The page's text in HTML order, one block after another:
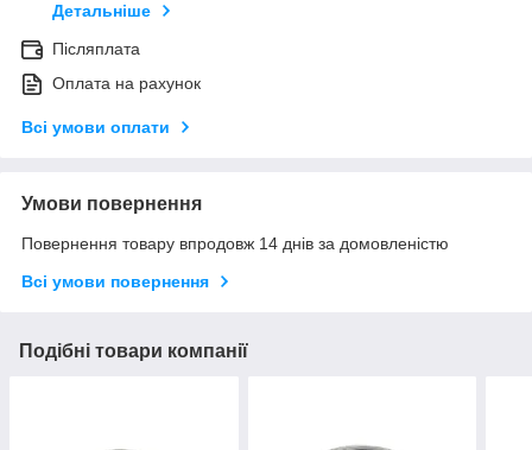
Детальніше
Післяплата
Оплата на рахунок
Всі умови оплати
Умови повернення
Повернення товару впродовж 14 днів за домовленістю
Всі умови повернення
Подібні товари компанії